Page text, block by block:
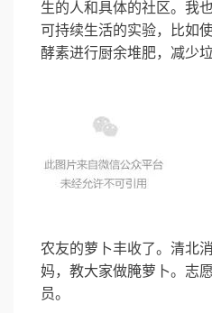
生的人和具体的社区。我
可持续生活的实验，比如
酵素进行厨余堆肥，减少
农友的萝卜丰收了。清北
妈，教大家做腌萝卜。志
员。